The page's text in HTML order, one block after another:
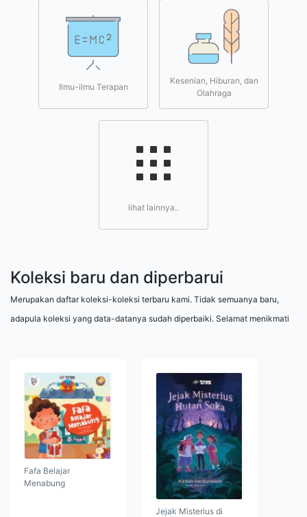
Ilmu-ilmu Terapan
Kesenian, Hiburan, dan
Olahraga
lihat lainnya..
Koleksi baru dan diperbarui
Merupakan daftar koleksi-koleksi terbaru kami. Tidak semuanya baru,
adapula koleksi yang data-datanya sudah diperbaiki. Selamat menikmati
Fafa Belajar
Menabung
Jejak Misterius di